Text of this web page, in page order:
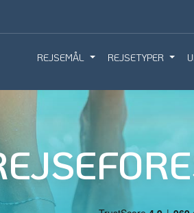
REJSEMÅL REJSETYPER
UNIQUE TRAVEL